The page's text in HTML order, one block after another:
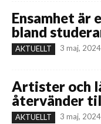
Ensamhet är
bland
AKTUELLT 3 maj,
Artister och
återvänder
AKTUELLT 3 maj,